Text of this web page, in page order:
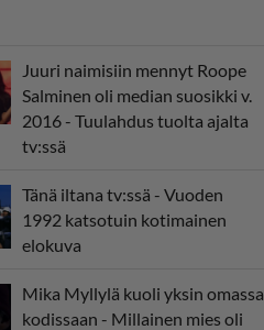
Juuri naimisiin mennyt Roope
Salminen oli median suosikki v.
2016 - Tuulahdus tuolta ajalta
tv:ssä
Tänä iltana tv:ssä - Vuoden
1992 katsotuin kotimainen
elokuva
Mika Myllylä kuoli yksin omassa
kodissaan - Millainen mies oli